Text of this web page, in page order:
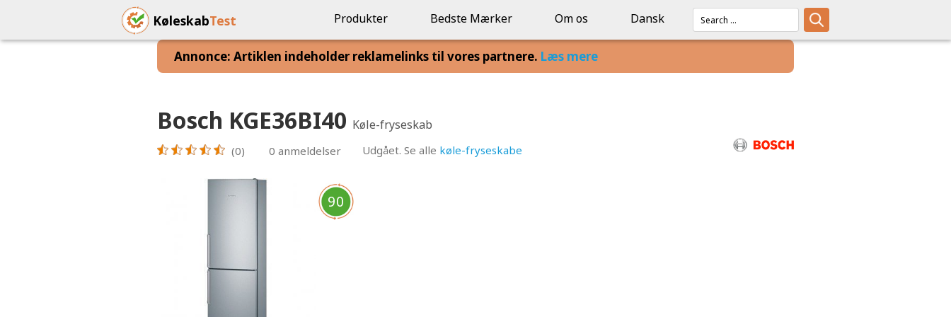
KøleskabTest Produkter Bedste Mærker Om os Dansk
Annonce: Artiklen indeholder reklamelinks til vores partnere. Læs mere
Bosch KGE36BI40 Køle-fryseskab
(0) 0 anmeldelser Udgået. Se alle køle-fryseskabe
90